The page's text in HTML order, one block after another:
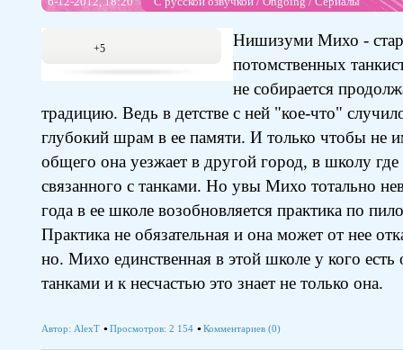
+5
Нишизуми Михо -
потомственных
не собирается
традицию. Ведь в детстве с ней "кое-что"
глубокий шрам в ее памяти. И только чтобы не
общего она уезжает в другой город, в школу где
связанного с танками. Но увы Михо тотально
года в ее школе возобновляется практика по
Практика не обязательная и она может от нее
но. Михо единственная в этой школе у кого
танками и к несчастью это знает не только она.
Автор: AlexT Просмотров: 2 154 Комментариев (0)